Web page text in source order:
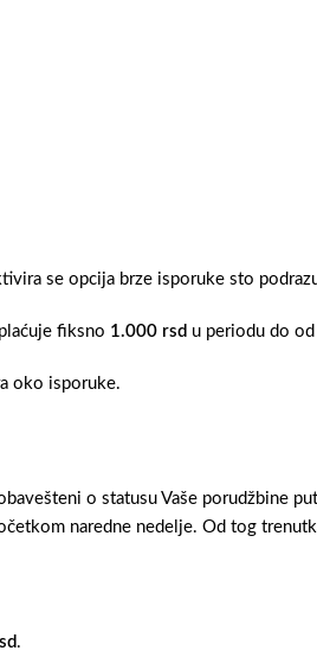
se opcija brze isporuke sto
fiksno 1.000 rsd u periodu do od
oko isporuke.
o statusu Vaše porudžbine
naredne nedelje. Od tog
.